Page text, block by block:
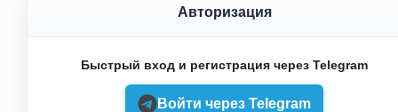
Авторизация
Быстрый вход и регистрация через Telegram
Войти через Telegram